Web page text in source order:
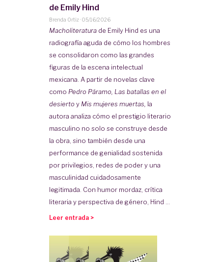
de Emily Hind
Brenda Ortiz · 05/16/2026
Macholiteraturade Emily Hind es una
radiografía aguda de cómo los hombres
se consolidaron como las grandes
figuras de la escena intelectual
mexicana. A partir de novelas clave
como Pedro Páramo, Las batallas en el
desiertoy Mis mujeres muertas, la
autora analiza cómo el prestigio literario
masculino no solo se construye desde
la obra, sino también desde una
performance de genialidad sostenida
por privilegios, redes de poder y una
masculinidad cuidadosamente
legitimada. Con humor mordaz, crítica
literaria y perspectiva de género, Hind ...
Leer entrada >